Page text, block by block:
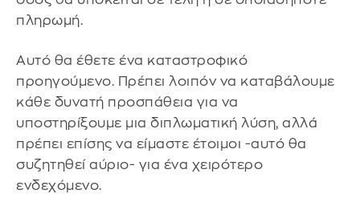
πληρωμή.
Αυτό θα έθετε ένα καταστροφικό
προηγούμενο. Πρέπει λοιπόν να καταβάλουμε
κάθε δυνατή προσπάθεια για να
υποστηρίξουμε μια διπλωματική λύση, αλλά
πρέπει επίσης να είμαστε έτοιμοι -αυτό θα
συζητηθεί αύριο- για ένα χειρότερο
ενδεχόμενο.